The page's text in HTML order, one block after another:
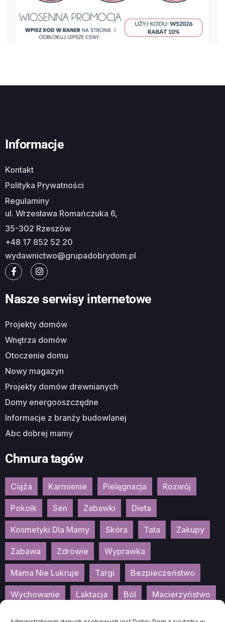
Informacje
Kontakt
Polityka Prywatności
Regulaminy
ul. Wrzesława Romańczuka 6,
35-302 Rzeszów
+48 17 852 52 20
wydawnictwo@grupadobrydom.pl
Nasze serwisy internetowe
Projekty domów
Wnętrza domów
Otoczenie domu
Nowy magazyn
Projekty domów drewnianych
Domy energooszczędne
Informacje z branży budowlanej
Abc dobrej mamy
Chmura tagów
Ciąża Karmienie Pielęgnacja Rozwój
Pokoik Sen Zabawki Dieta
Kosmetyki Dla Mamy Skóra Tata Zakupy
Zabawa Zdrowie Wyprawka
Mama Nie Lukruje Targi Bezpieczeństwo
Wychowanie Laktacja Ból Macierzyństwo